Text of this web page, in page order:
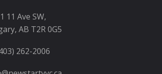
11 Ave SW,
AB T2R 0G5
262-2006